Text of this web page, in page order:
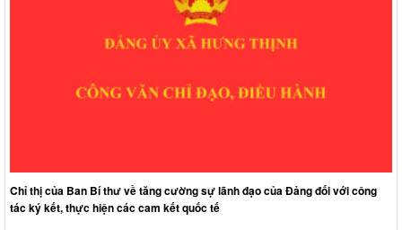
ngân sách nhà nước, chi ngân sách địa phương đợt 1 năm
2026 trên địa bàn xã
17/NQ-HĐND
Nghị quyết về điều chỉnh, không tiếp tục thực hiện một số chỉ
tiêu và bổ sung giải pháp thực hiện kế hoạch phát triển KTXH-
QPAN năm 2026 trên địa bàn xã Hưng Thịnh
Chỉ thị của Ban Bí thư về tăng cường sự lãnh đạo của Đảng đối với công
tác ký kết, thực hiện các cam kết quốc tế